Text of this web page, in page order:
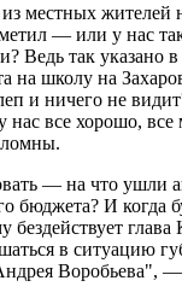
местных жителей
— или у нас
Ведь так указано
на школу на
и ничего не
нас все хорошо, все
— на что ушли
бюджета? И когда
в ситуацию
Воробьева", —